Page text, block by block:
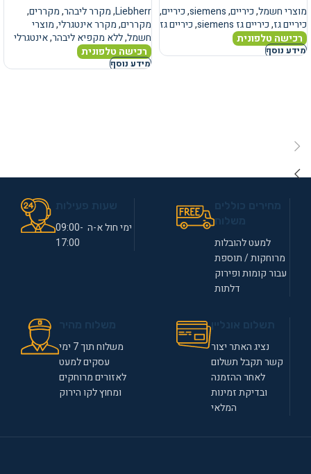
מוצרי חשמל,כיריים,
siemens
,כיריים,
כיריים גז,כיריים גז siemens ,כיריים גז
רכישה טלפונית
מידע נוסף
Liebherr
,מקרר ליבהר,מקררים,
מקררים,מקרר אינטגרלי,מוצרי
חשמל,ללא מקפיא ליבהר,אינטגרלי
רכישה טלפונית
מידע נוסף
למעט להובלות
מרוחקות / תוספת
עבור קומות ופירוק
דלתות
ימי חול א-ה 09:00-
17:00
נציג האתר יצור
קשר תקבל תשלום
לאחר ההזמנה
ובדיקת זמינות
המלאי
משלוח תוך 7 ימי
עסקים למעט
לאזורים מרוחקים
ומחוץ לקו הירוק